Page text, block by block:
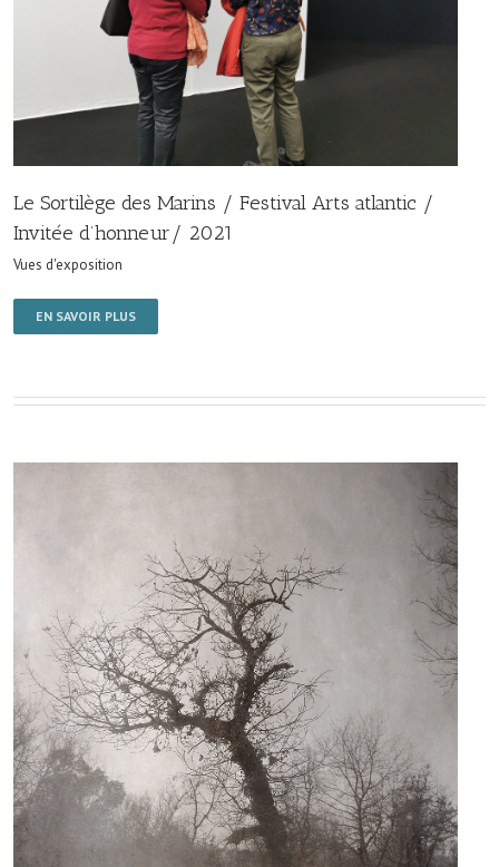
Le Sortilège des Marins / Festival Arts atlantic /
Invitée d’honneur/ 2021
Vues d'exposition
EN SAVOIR PLUS